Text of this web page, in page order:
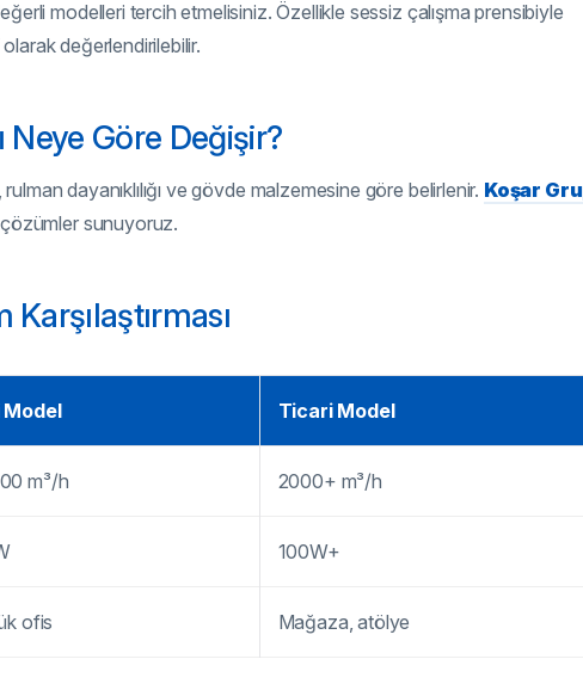
modelleri tercih etmelisiniz. Özellikle sessiz çalışma prensibiyle
değerlendirilebilir.
Neye Göre Değişir?
dayanıklılığı ve gövde malzemesine göre belirlenir. Koşar
sunuyoruz.
Model Ticari Model
m³/h 2000+ m³/h
100W+
ofis Mağaza, atölye